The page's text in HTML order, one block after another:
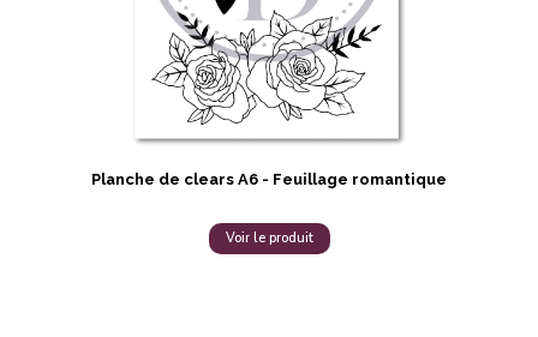
Planche de clears A6 - Feuillage romantique
Voir le produit